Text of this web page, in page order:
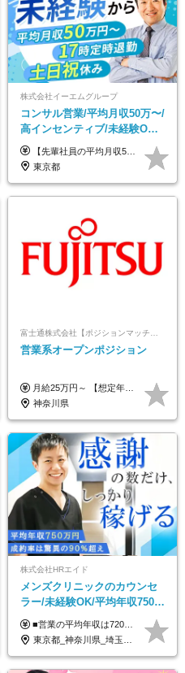
株式会社イーエムグループ
コンサル営業/平均月収50万〜/
高インセンティブ/未経験OK/
残業なし/4,50代も活躍/ブラン
ク可/面接1回
【先輩社員の平均月収50万円】 月給30万円以上+インセンティブ+その他手当 ※経験・スキルを考慮の上で給与を決定します ※上記には5万円（月20時間分）のみなし残業代と一律手当（営業手当4万円、能力評価手当4万円）を含みます ※上記を超える残業代は別途全額支給します ※試用期間：3ヶ月あり（試用期間中の待遇に差異なし）
東京都
営業系オープンポジション
月給25万円～ 【想定年収】 400万円～1000万円（残業代及び諸手当込） ※ご経験、前年収、ご年齢に応じて決定します。
神奈川県
株式会社HRエイド
メンズクリニックのカウンセ
ラー/未経験OK/平均年収750万
円/4人に1人が年収1000万円超
え/成約率90％
■営業の平均年収は720万円！ ■4人に1人が年収1000万円超え 月給27万円～100万円+インセンティブ(平均月20～40万円程) ＜インセンティブ制度について＞ 当社では創業以来、頑張ったらその分稼げる環境づくりに注力。カウンセラー部署では、個人の成約金額・チームの成果・事業部の売上利益を掛け合わせる新しいインセンティブ制度を導入しました。あなたの頑張り次第で毎月高インセンティブが実現できる体制です！ ※上記金額には固定残業代（35,500円以上～・30時間分）が含まれます。時間超過分は追加支給します。 ※試用期間3か月あり。研修期間3か月中は、月給25万円～30万円になります。(固定残業代：35,500円～・23h分を含む) ※インセンティブの一部は、研修期間中から支給されます。その他待遇の差異はありません。
東京都_神奈川県_埼玉県_千葉県_大阪府_愛知県_北海道_宮城県_栃木県_群馬県_静岡県_兵庫県_京都府_岡山県_熊本県